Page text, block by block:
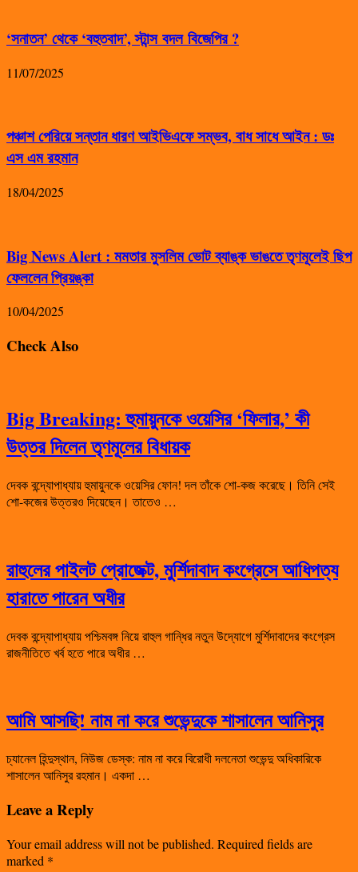
‘সনাতন’ থেকে ‘বহুতবাদ’, স্টান্স বদল বিজেপির ?
11/07/2025
পঞ্চাশ পেরিয়ে সন্তান ধারণ আইভিএফে সম্ভব, বাধ সাধে আইন : ডঃ
এস এম রহমান
18/04/2025
Big News Alert : মমতার মুসলিম ভোট ব্যাঙ্ক ভাঙতে তৃণমূলেই ছিপ
ফেললেন প্রিয়ঙ্কা
10/04/2025
Check Also
Big Breaking: হুমায়ুনকে ওয়েসির ‘ফিলার,’ কী
উত্তর দিলেন তৃণমূলের বিধায়ক
দেবক বন্দ্যোপাধ্যায় হুমায়ুনকে ওয়েসির ফোন! দল তাঁকে শো-কজ করেছে। তিনি সেই
শো-কজের উত্তরও দিয়েছেন। তাতেও …
রাহুলের পাইলট প্রোজেক্ট, মুর্শিদাবাদ কংগ্রেসে আধিপত্য
হারাতে পারেন অধীর
দেবক বন্দ্যোপাধ্যায় পশ্চিমবঙ্গ নিয়ে রাহুল গান্ধির নতুন উদ্যোগে মুর্শিদাবাদের কংগ্রেস
রাজনীতিতে খর্ব হতে পারে অধীর …
আমি আসছি! নাম না করে শুভেন্দুকে শাসালেন আনিসুর
চ্যানেল হিন্দুস্থান, নিউজ ডেস্ক: নাম না করে বিরোধী দলনেতা শুভেন্দু অধিকারিকে
শাসালেন আনিসুর রহমান। একদা …
Leave a Reply
Your email address will not be published. Required fields are
marked *